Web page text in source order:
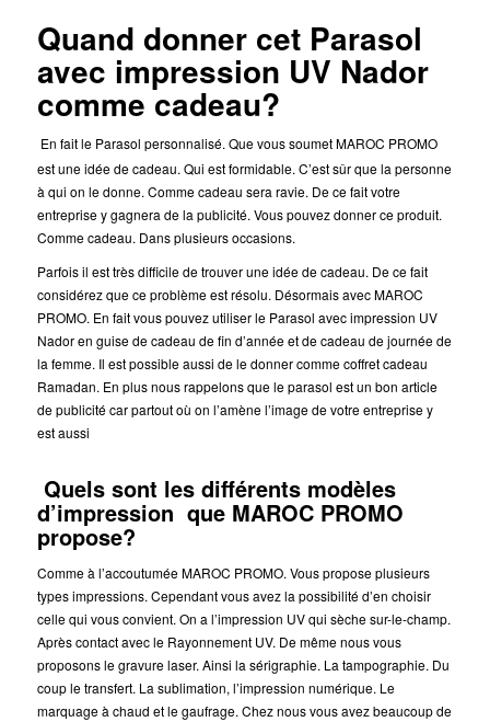
Quand donner cet Parasol
avec impression UV Nador
comme cadeau?
En fait le Parasol personnalisé. Que vous soumet MAROC PROMO
est une idée de cadeau. Qui est formidable. C’est sûr que la personne
à qui on le donne. Comme cadeau sera ravie. De ce fait votre
entreprise y gagnera de la publicité. Vous pouvez donner ce produit.
Comme cadeau. Dans plusieurs occasions.
Parfois il est très difficile de trouver une idée de cadeau. De ce fait
considérez que ce problème est résolu. Désormais avec MAROC
PROMO. En fait vous pouvez utiliser le Parasol avec impression UV
Nador en guise de cadeau de fin d’année et de cadeau de journée de
la femme. Il est possible aussi de le donner comme coffret cadeau
Ramadan. En plus nous rappelons que le parasol est un bon article
de publicité car partout où on l’amène l’image de votre entreprise y
est aussi
Quels sont les différents modèles
d’impression que MAROC PROMO
propose?
Comme à l’accoutumée MAROC PROMO. Vous propose plusieurs
types impressions. Cependant vous avez la possibilité d’en choisir
celle qui vous convient. On a l’impression UV qui sèche sur-le-champ.
Après contact avec le Rayonnement UV. De même nous vous
proposons le gravure laser. Ainsi la sérigraphie. La tampographie. Du
coup le transfert. La sublimation, l’impression numérique. Le
marquage à chaud et le gaufrage. Chez nous vous avez beaucoup de